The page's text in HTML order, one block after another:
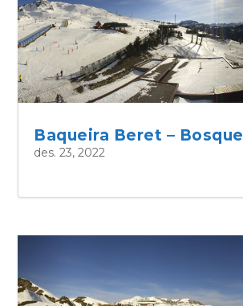
Baqueira Beret – Bosque
des. 23, 2022